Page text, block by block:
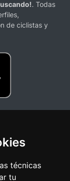
técnicas
tu
. Todas
de ciclistas y